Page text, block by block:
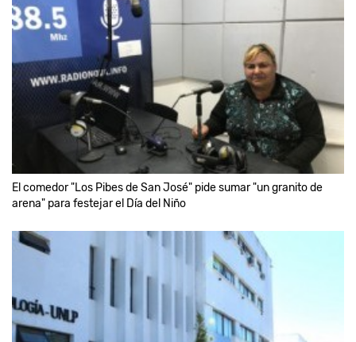
El comedor "Los Pibes de San José" pide sumar "un granito de
arena" para festejar el Día del Niño